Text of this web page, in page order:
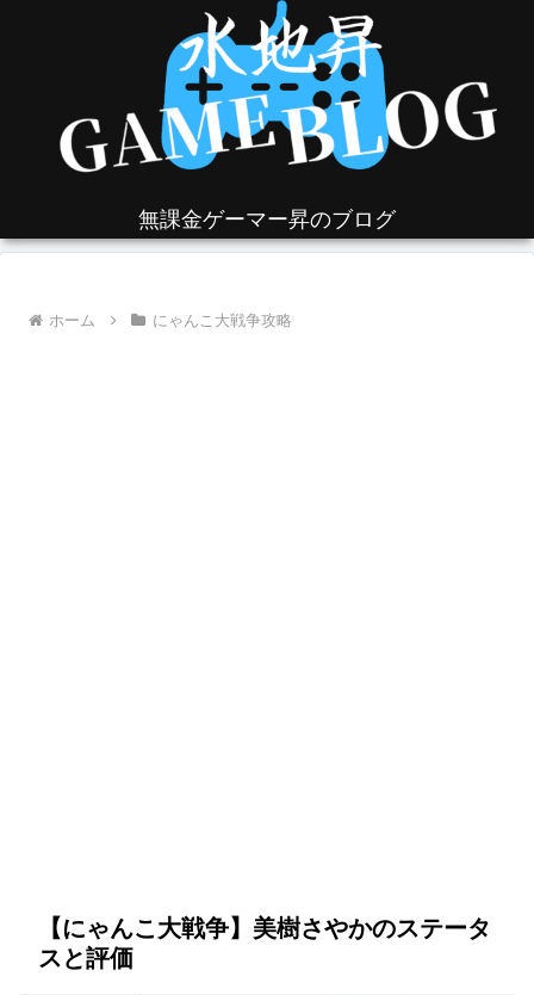
無課金ゲーマー昇のブログ
ホーム にゃんこ大戦争攻略
【にゃんこ大戦争】美樹さやかのステータ
スと評価